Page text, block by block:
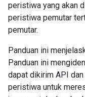
peristiwa yang akan
peristiwa pemutar
pemutar.
Panduan ini
Panduan ini
dapat dikirim API
peristiwa untuk